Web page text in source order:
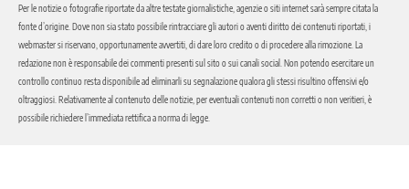
Per le notizie o fotografie riportate da altre testate giornalistiche, agenzie o siti internet sarà sempre citata la
fonte d’origine. Dove non sia stato possibile rintracciare gli autori o aventi diritto dei contenuti riportati, i
webmaster si riservano, opportunamente avvertiti, di dare loro credito o di procedere alla rimozione. La
redazione non è responsabile dei commenti presenti sul sito o sui canali social. Non potendo esercitare un
controllo continuo resta disponibile ad eliminarli su segnalazione qualora gli stessi risultino offensivi e/o
oltraggiosi. Relativamente al contenuto delle notizie, per eventuali contenuti non corretti o non veritieri, è
possibile richiedere l’immediata rettifica a norma di legge.